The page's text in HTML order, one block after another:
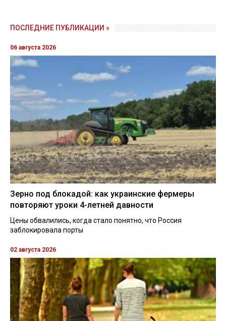
ПОСЛЕДНИЕ ПУБЛИКАЦИИ »
06 августа 2026
Зерно под блокадой: как украинские фермеры
повторяют уроки 4-летней давности
Цены обвалились, когда стало понятно, что Россия
заблокировала порты
02 августа 2026